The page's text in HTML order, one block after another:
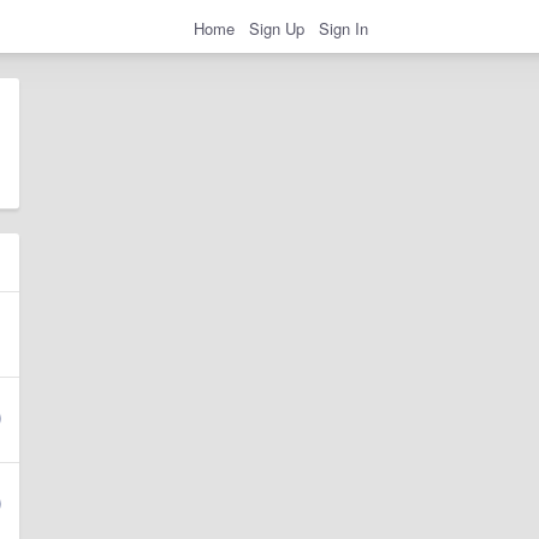
Home Sign Up Sign In